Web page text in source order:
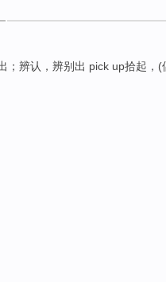
；辨认，辨别出 pick up拾起，